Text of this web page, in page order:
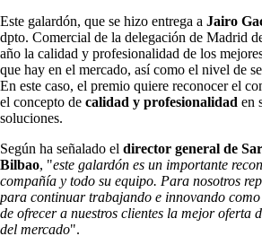
Este galardón, que se hizo entrega a Jairo
dpto. Comercial de la delegación de Madrid
año la calidad y profesionalidad de los
que hay en el mercado, así como el nivel de
En este caso, el premio quiere reconocer el
el concepto de calidad y profesionalidad en
soluciones.
Según ha señalado el director general de
Bilbao, "este galardón es un importante
compañía y todo su equipo. Para nosotros
para continuar trabajando e innovando
de ofrecer a nuestros clientes la mejor oferta
del mercado".